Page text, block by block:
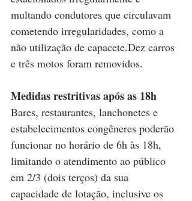
multando condutores que circulavam
cometendo irregularidades, como a
não utilização de capacete.Dez carros
e três motos foram removidos.
Medidas restritivas após as 18h
Bares, restaurantes, lanchonetes e
estabelecimentos congêneres poderão
funcionar no horário de 6h às 18h,
limitando o atendimento ao público
em 2/3 (dois terços) da sua
capacidade de lotação, inclusive os